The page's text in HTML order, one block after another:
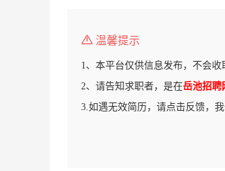
温馨提示
1、本平台仅供信息发布，不会收
2、请告知求职者，是在岳池招聘
3.如遇无效简历，请点击反馈，